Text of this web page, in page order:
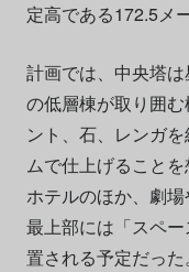
定高である172.5メ
計画では、中央塔
の低層棟が取り囲
ント、石、レンガ
ムで仕上げること
ホテルのほか、劇場
最上部には「スペ
置される予定だった。